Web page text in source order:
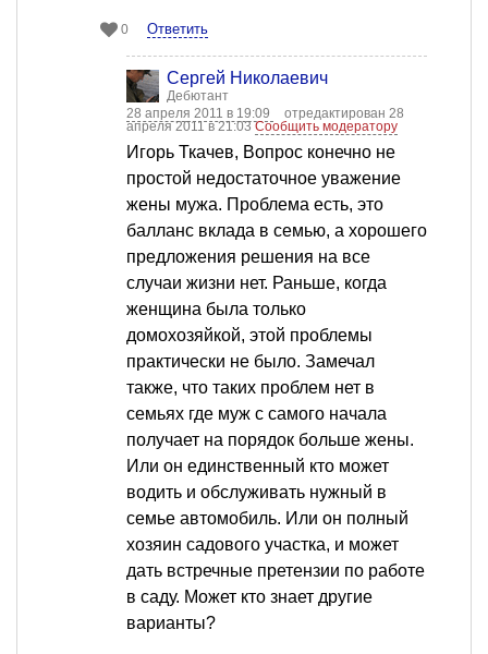
0 Ответить
Сергей Николаевич
Дебютант
28 апреля 2011 в 19:09
отредактирован 28
апреля 2011 в 21:03Сообщить модератору
Игорь Ткачев, Вопрос конечно не
простой недостаточное уважение
жены мужа. Проблема есть, это
балланс вклада в семью, а хорошего
предложения решения на все
случаи жизни нет. Раньше, когда
женщина была только
домохозяйкой, этой проблемы
практически не было. Замечал
также, что таких проблем нет в
семьях где муж с самого начала
получает на порядок больше жены.
Или он единственный кто может
водить и обслуживать нужный в
семье автомобиль. Или он полный
хозяин садового участка, и может
дать встречные претензии по работе
в саду. Может кто знает другие
варианты?